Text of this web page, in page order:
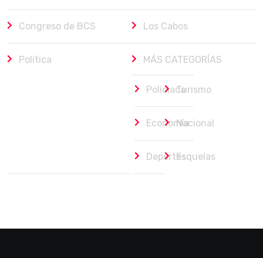
Congreso de BCS Los Cabos
Política MÁS CATEGORÍAS
PoliciacaTurismo
EconomíaNacional
DeportesEsquelas